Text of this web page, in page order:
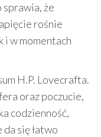
sprawia, że
rośnie
w momentach
H.P. Lovecrafta.
oraz poczucie,
codzienność,
się łatwo